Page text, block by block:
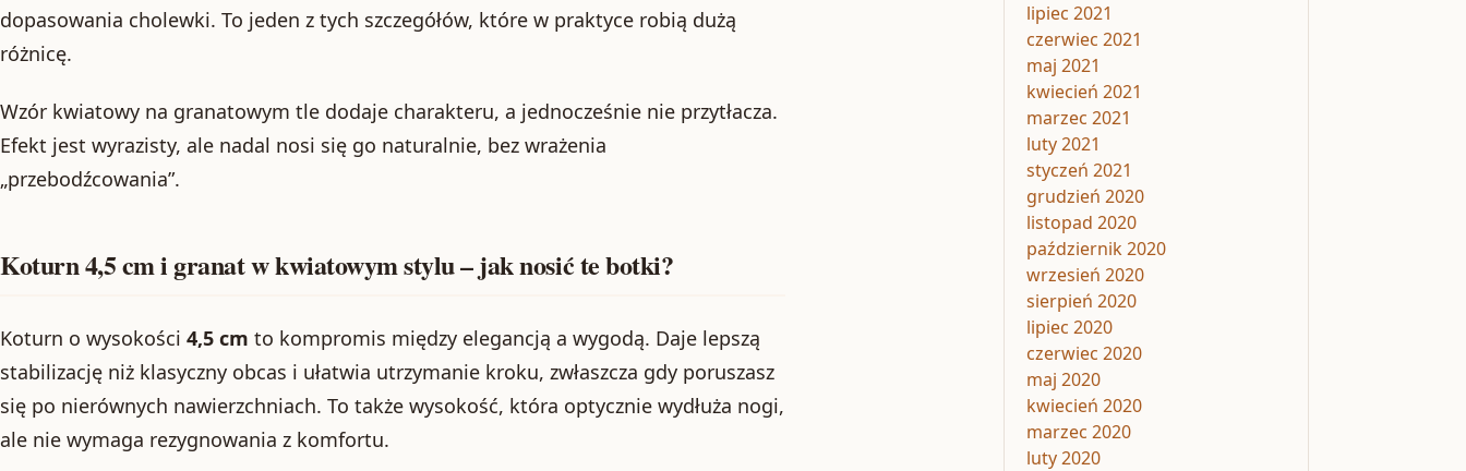
dopasowania cholewki. To jeden z tych szczegółów, które w praktyce robią dużą
różnicę.
Wzór kwiatowy na granatowym tle dodaje charakteru, a jednocześnie nie przytłacza.
Efekt jest wyrazisty, ale nadal nosi się go naturalnie, bez wrażenia
„przebodźcowania”.
Koturn 4,5 cm i granat w kwiatowym stylu – jak nosić te botki?
Koturn o wysokości 4,5 cm to kompromis między elegancją a wygodą. Daje lepszą
stabilizację niż klasyczny obcas i ułatwia utrzymanie kroku, zwłaszcza gdy poruszasz
się po nierównych nawierzchniach. To także wysokość, która optycznie wydłuża nogi,
ale nie wymaga rezygnowania z komfortu.
lipiec 2021
czerwiec 2021
maj 2021
kwiecień 2021
marzec 2021
luty 2021
styczeń 2021
grudzień 2020
listopad 2020
październik 2020
wrzesień 2020
sierpień 2020
lipiec 2020
czerwiec 2020
maj 2020
kwiecień 2020
marzec 2020
luty 2020